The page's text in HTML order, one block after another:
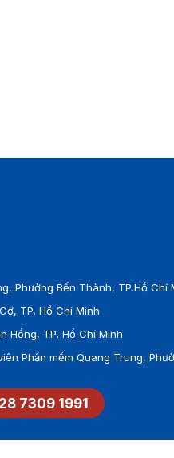
Phường Bến Thành, TP.Hồ Chí
TP. Hồ Chí Minh
Hồng, TP. Hồ Chí Minh
Phần mềm Quang Trung,
7309 1991